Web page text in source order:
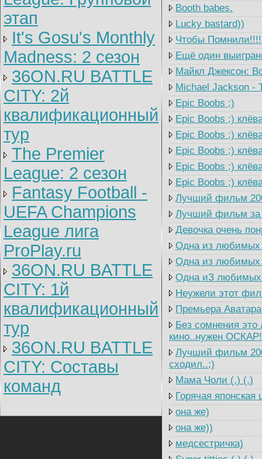
этап
It's Gosu's Monthly
Madness: 2 сезон
36ON.RU BATTLE
CITY: 2й
квалификационный
тур
The Premier
League: 2 cезон
Fantasy Football -
UEFA Champions
League лига
ProPlay.ru
36ON.RU BATTLE
CITY: 1й
квалификационный
тур
36ON.RU BATTLE
CITY: Составы
команд
Booth babes.
Lucky bastard))
Чтобы Помнили!!!!
Ещё один
Майкл Джексон:
Michael Jackson -
Epic Boobs ;)
Epic Boobs ;)
Epic Boobs ;)
Epic Boobs ;)
Epic Boobs ;)
Epic Boobs ;)
Лучший фильм
Лучший фильм за
Девочка очень
Одна из любимых
Одна из любимых
Одна иЗ любимых
Неужели этот
Премьера
Без сомнения
кино..нужен ОСКАР!
Лучший фильм
сходил..;)
Мама Чоли (.) (.)
Горячая
она же)
она же))
медсестричка)